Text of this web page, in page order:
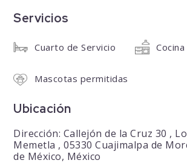
Servicios
Cuarto de Servicio
Mascotas permitidas
Ubicación
Dirección: Callejón de la Cruz 30 ,
Memetla , 05330 Cuajimalpa de
de México, México